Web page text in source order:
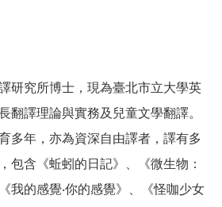
研究所博士，現為臺北市立大學英
翻譯理論與實務及兒童文學翻譯。
多年，亦為資深自由譯者，譯有多
包含《蚯蚓的日記》、《微生物：
我的感覺‧你的感覺》、《怪咖少女